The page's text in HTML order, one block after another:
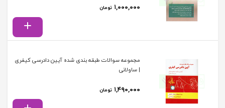
۱,۰۰۰,۰۰۰ تومان
مجموعه سوالات طبقه بندی شده آیین دادرسی کیفری
| ساولانی
۱,۴۹۰,۰۰۰ تومان